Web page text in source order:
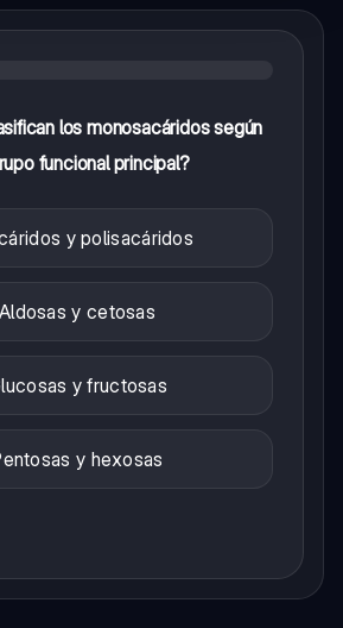
los monosacáridos según
funcional principal?
y polisacáridos
Aldosas y cetosas
y fructosas
y hexosas